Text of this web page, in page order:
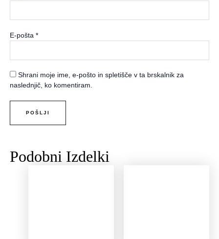
E-pošta *
Shrani moje ime, e-pošto in spletišče v ta brskalnik za
naslednjič, ko komentiram.
Podobni Izdelki